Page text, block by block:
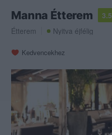
Manna Étterem
3.5
Étterem
Nyitva éjfélig
Kedvencekhez